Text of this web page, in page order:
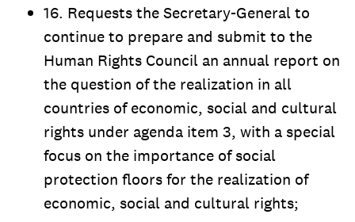
16. Requests the Secretary-General to
continue to prepare and submit to the
Human Rights Council an annual report on
the question of the realization in all
countries of economic, social and cultural
rights under agenda item 3, with a special
focus on the importance of social
protection floors for the realization of
economic, social and cultural rights;